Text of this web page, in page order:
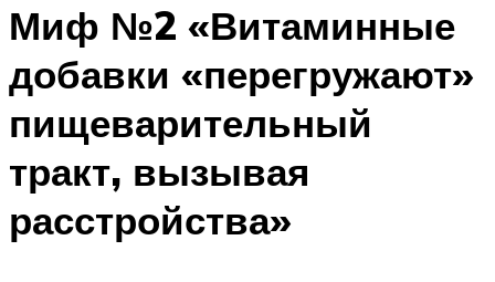
Миф №2 «Витаминные
добавки «перегружают»
пищеварительный
тракт, вызывая
расстройства»